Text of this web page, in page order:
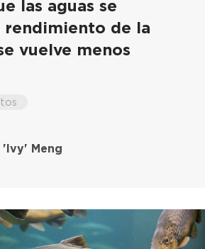
las aguas se
rendimiento de la
vuelve menos
'Ivy' Meng